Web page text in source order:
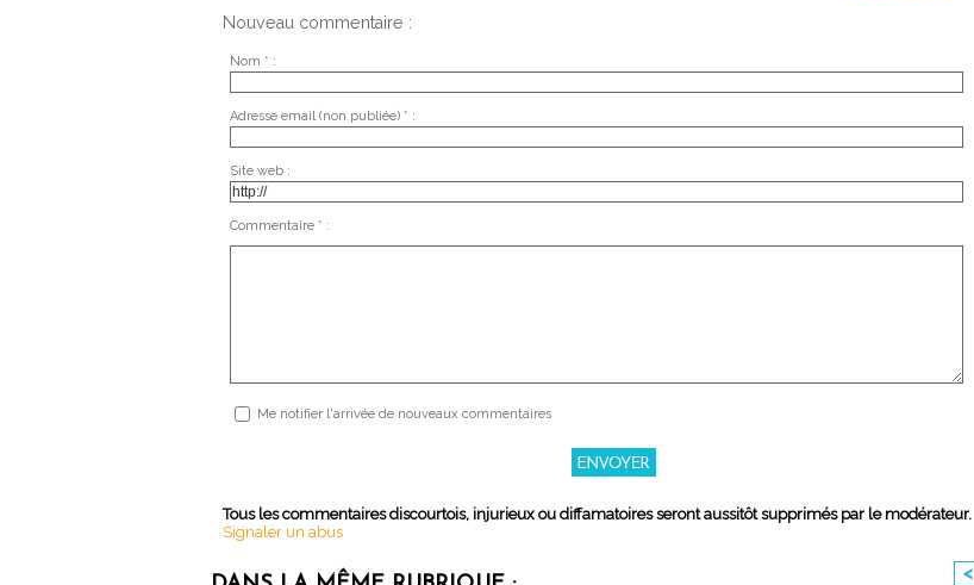
Nouveau commentaire :
Nom * :
Adresse email (non publiée) * :
Site web :
Commentaire * :
Me notifier l'arrivée de nouveaux commentaires
Tous les commentaires discourtois, injurieux ou diffamatoires seront aussitôt supprimés par le modérateur.
Signaler un abus
<